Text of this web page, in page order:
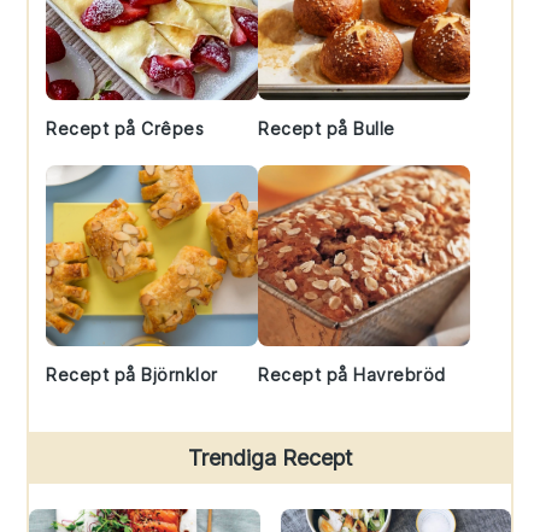
Recept på Crêpes Recept på Bulle
Recept på Björnklor Recept på Havrebröd
Trendiga Recept